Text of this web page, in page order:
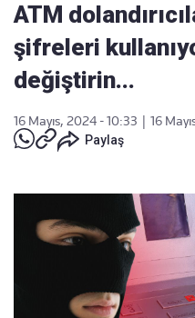
ATM
şifreleri
değiştirin...
16 Mayıs, 2024 - 10:33
16
Paylaş